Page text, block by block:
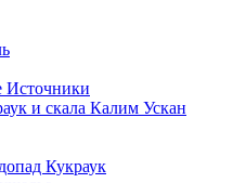
Источники
и скала Калим Ускан
Кукраук